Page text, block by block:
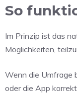
So
Im Prinzip ist das
Möglichkeiten,
Wenn die Umfrage
oder die App